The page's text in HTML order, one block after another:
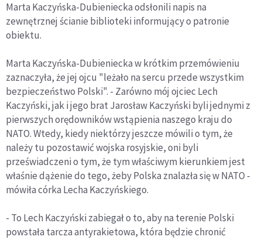
Marta Kaczyńska-Dubieniecka odsłonili napis na
zewnętrznej ścianie biblioteki informujący o patronie
obiektu.
Marta Kaczyńska-Dubieniecka w krótkim przemówieniu
zaznaczyła, że jej ojcu "leżało na sercu przede wszystkim
bezpieczeństwo Polski". - Zarówno mój ojciec Lech
Kaczyński, jak i jego brat Jarosław Kaczyński byli jednymi z
pierwszych orędowników wstąpienia naszego kraju do
NATO. Wtedy, kiedy niektórzy jeszcze mówili o tym, że
należy tu pozostawić wojska rosyjskie, oni byli
przeświadczeni o tym, że tym właściwym kierunkiem jest
właśnie dążenie do tego, żeby Polska znalazła się w NATO -
mówiła córka Lecha Kaczyńskiego.
- To Lech Kaczyński zabiegał o to, aby na terenie Polski
powstała tarcza antyrakietowa, która będzie chronić